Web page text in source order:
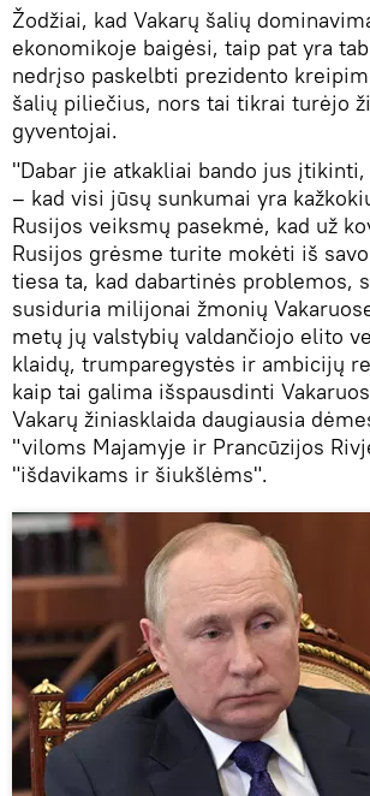
Žodžiai, kad Vakarų šalių
ekonomikoje baigėsi, taip pat yra
nedrįso paskelbti prezidento
šalių piliečius, nors tai tikrai turėjo
gyventojai.
"Dabar jie atkakliai bando jus įtikinti,
– kad visi jūsų sunkumai yra
Rusijos veiksmų pasekmė, kad už
Rusijos grėsme turite mokėti iš
tiesa ta, kad dabartinės problemos,
susiduria milijonai žmonių
metų jų valstybių valdančiojo elito
klaidų, trumparegystės ir ambicijų
kaip tai galima išspausdinti
Vakarų žiniasklaida daugiausia
"viloms Majamyje ir Prancūzijos
"išdavikams ir šiukšlėms".